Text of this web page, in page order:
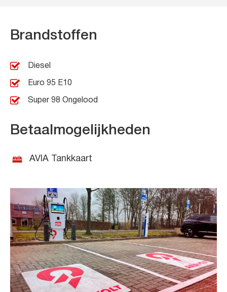
Brandstoffen
Diesel
Euro 95 E10
Super 98 Ongelood
Betaalmogelijkheden
AVIA Tankkaart